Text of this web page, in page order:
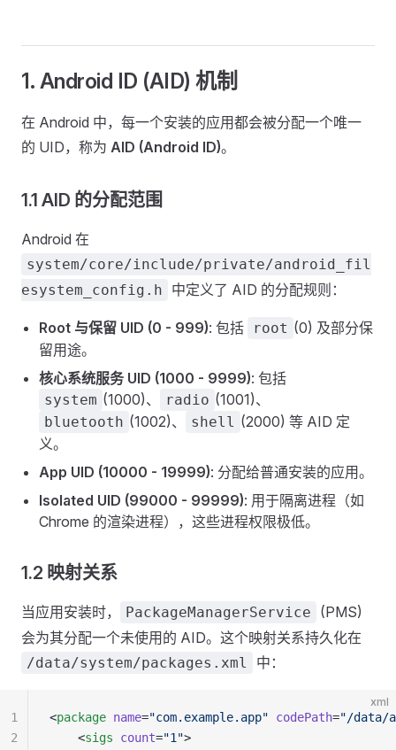
1. Android ID (AID) 机制
在 Android 中，每一个安装的应用都会被分配一个唯一
的 UID，称为 AID (Android ID)。
1.1 AID 的分配范围
Android 在
system/core/include/private/android_fil
esystem_config.h
中定义了 AID 的分配规则：
Root 与保留 UID (0 - 999): 包括 root (0) 及部分保
留用途。
核心系统服务 UID (1000 - 9999): 包括
system (1000)、 radio (1001)、
bluetooth (1002)、 shell (2000) 等 AID 定
义。
App UID (10000 - 19999): 分配给普通安装的应用。
Isolated UID (99000 - 99999): 用于隔离进程（如
Chrome 的渲染进程），这些进程权限极低。
1.2 映射关系
当应用安装时， PackageManagerService
(PMS)
会为其分配一个未使用的 AID。这个映射关系持久化在
/data/system/packages.xml 中：
xml
<package name="com.example.app" codePath="/data/
    <
sigs count="1">
1
2